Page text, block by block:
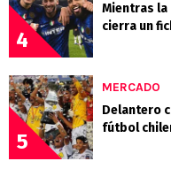
4
Mientras la
cierra un
5
MERCADO
Delantero
fútbol